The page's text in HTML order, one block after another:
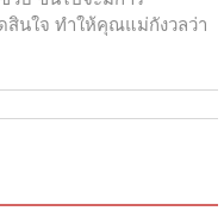
นใจ ทำให้คุณแม่กังวลว่า